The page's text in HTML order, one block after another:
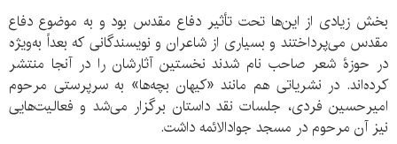
بخش زیادی از این‌ها تحت تأثیر دفاع مقدس بود و به موضوع دفاع
مقدس می‌پرداختند و بسیاری از شاعران و نویسندگانی که بعداً به‌ویژه
در حوزۀ شعر صاحب نام شدند نخستین آثارشان را در آنجا منتشر
کرده‌اند. در نشریاتی هم مانند «کیهان بچه‌ها» به سرپرستی مرحوم
امیرحسین فردی، جلسات نقد داستان برگزار می‌شد و فعالیت‌هایی
نیز آن مرحوم در مسجد جوادالائمه داشت.